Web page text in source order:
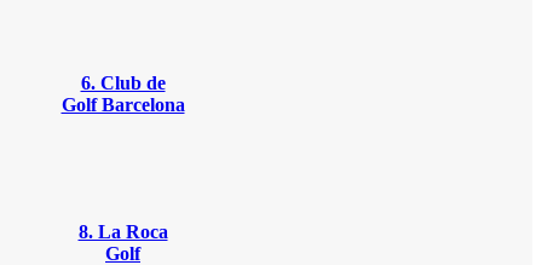
6. Club de
Golf Barcelona
8. La Roca
Golf